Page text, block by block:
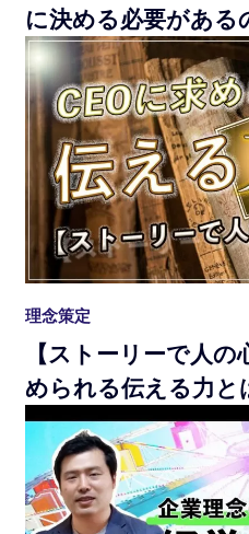
に決める必要がある
理念策定
【ストーリーで人
められる伝える力と